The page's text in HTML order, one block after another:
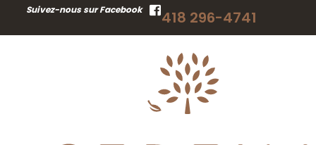
Suivez-nous sur Facebook 418 296-4741
RECHERCHER